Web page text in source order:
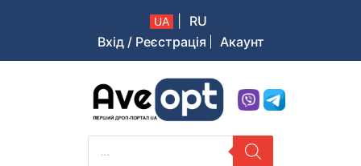
UA
RU
Вхід / Реєстрація
Акаунт
Aveopt – оптова дропшипінг платформа в Україні
PRODUCTS
SEARCH